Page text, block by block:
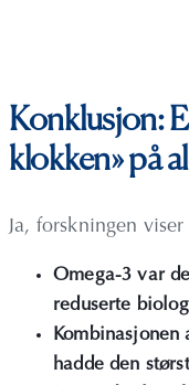
Konklusjon:
klokken» på
Ja, forskningen
Omega-3 var
reduserte
hadde den